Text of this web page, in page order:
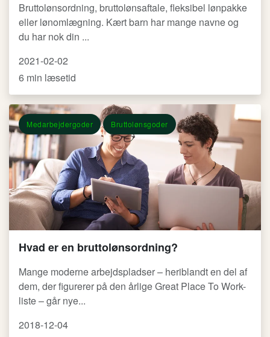
Bruttolønsordning, bruttolønsaftale, fleksibel lønpakke
eller lønomlægning. Kært barn har mange navne og
du har nok din ...
2021-02-02
6 min læsetid
Medarbejdergoder Bruttolønsgoder
Hvad er en bruttolønsordning?
Mange moderne arbejdspladser – heriblandt en del af
dem, der figurerer på den årlige Great Place To Work-
liste – går nye...
2018-12-04